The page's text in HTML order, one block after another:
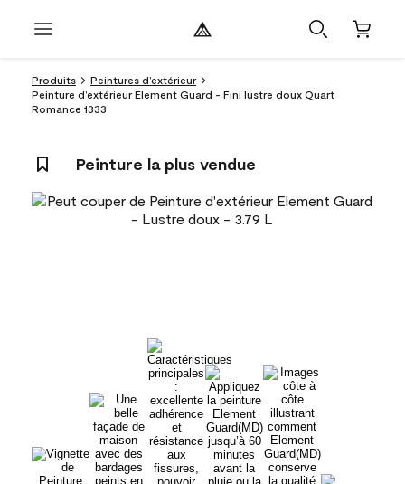
Produits
Peintures d’extérieur
Peinture d’extérieur Element Guard - Fini lustre doux Quart
Romance 1333
Peinture la plus vendue